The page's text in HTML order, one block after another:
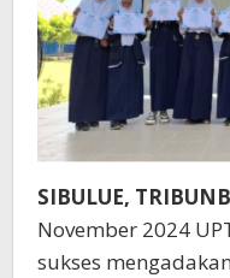
SIBULUE,
November 2024
sukses